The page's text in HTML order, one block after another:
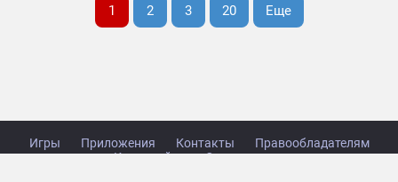
1 2 3 20 Еще
Игры Приложения Контакты
Правообладателям
Карта сайта
Стол заказов